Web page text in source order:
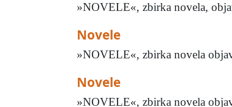
»NOVELE«, zbirka novela,
Novele
»NOVELE«, zbirka novela
Novele
»NOVELE«, zbirka novela